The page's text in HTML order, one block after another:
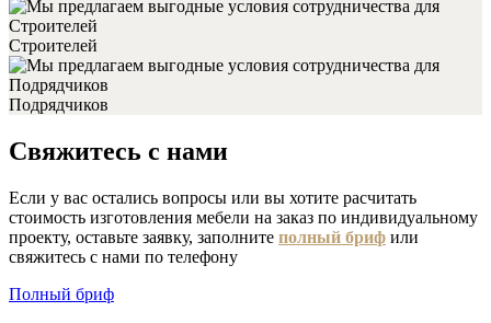
Строителей
Подрядчиков
Свяжитесь с нами
Если у вас остались вопросы или вы хотите расчитать
стоимость изготовления мебели на заказ по индивидуальному
проекту, оставьте заявку, заполните полный бриф или
свяжитесь с нами по телефону
Полный бриф